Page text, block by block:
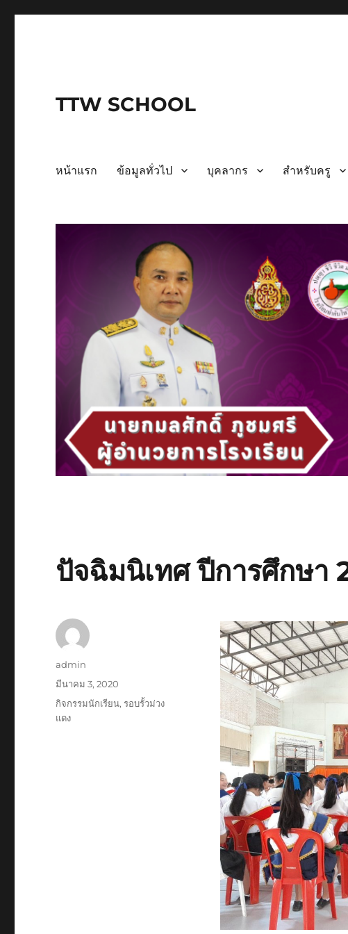
TTW SCHOOL
หน้าแรก ข้อมูลทั่วไป บุคลากร สำหรับครู
ปัจฉิมนิเทศ ปีการศึกษา
ผู้
เขียน
admin
เขียน
เมื่อ
มีนาคม 3, 2020
หมวด
หมู่
กิจกรรมนักเรียน,รอบรั้วม่วง
แดง